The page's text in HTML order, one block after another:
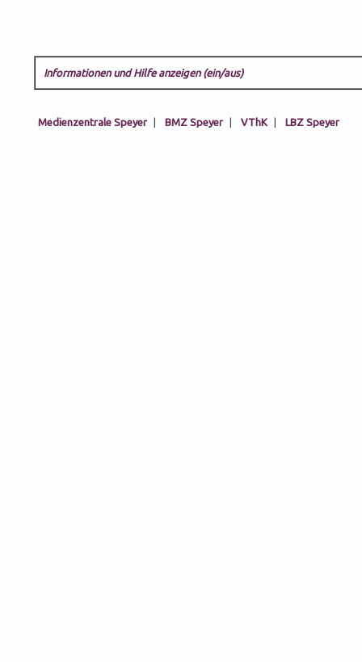
Informationen und Hilfe anzeigen (ein/aus)
Medienzentrale Speyer | BMZ Speyer | VThK | LBZ Speyer